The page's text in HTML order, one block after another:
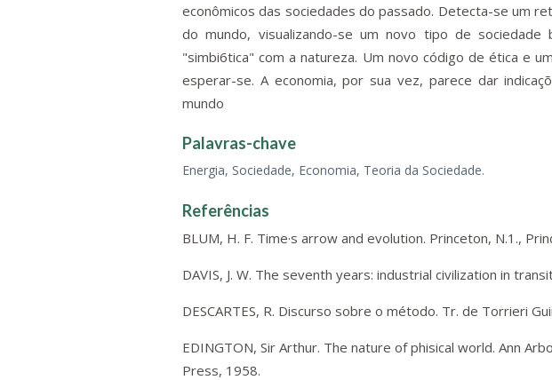
econômicos das sociedades do passado. Detecta-se um
do mundo, visualizando-se um novo tipo de sociedade
"simbi6tica" com a natureza. Um novo código de ética e
esperar-se. A economia, por sua vez, parece dar
mundo
Palavras-chave
Energia, Sociedade, Economia, Teoria da Sociedade.
Referências
BLUM, H. F. Time·s arrow and evolution. Princeton, N.1.,
DAVIS, J. W. The seventh years: industrial civilization in
DESCARTES, R. Discurso sobre o método. Tr. de Torrieri
EDINGTON, Sir Arthur. The nature of phisical world. Ann
Press, 1958.